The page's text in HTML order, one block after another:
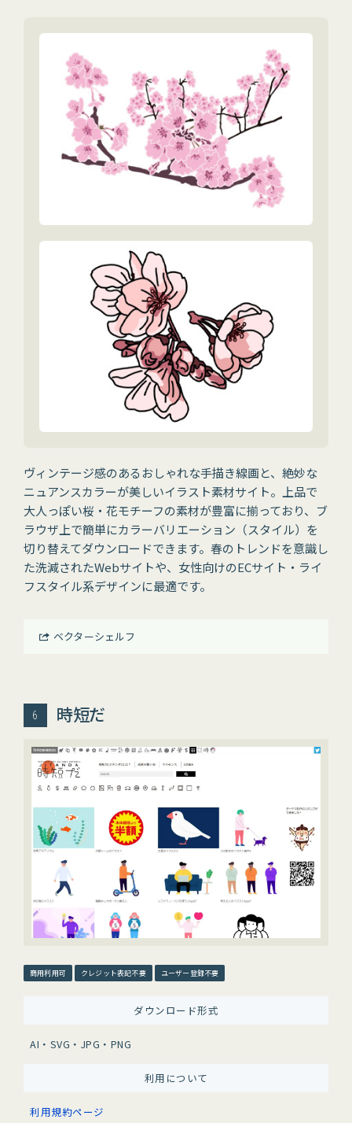
ヴィンテージ感のあるおしゃれな手描き線画と、絶妙な
ニュアンスカラーが美しいイラスト素材サイト。上品で
大人っぽい桜・花モチーフの素材が豊富に揃っており、ブ
ラウザ上で簡単にカラーバリエーション（スタイル）を
切り替えてダウンロードできます。春のトレンドを意識し
た洗減されたWebサイトや、女性向けのECサイト・ライ
フスタイル系デザインに最適です。
ベクターシェルフ
時短だ
商用利用可 クレジット表記不要 ユーザー登録不要
ダウンロード形式
AI・SVG・JPG・PNG
利用について
利用規約ページ